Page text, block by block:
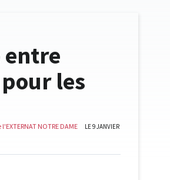
entre
les
NOTRE DAME
LE 9 JANVIER